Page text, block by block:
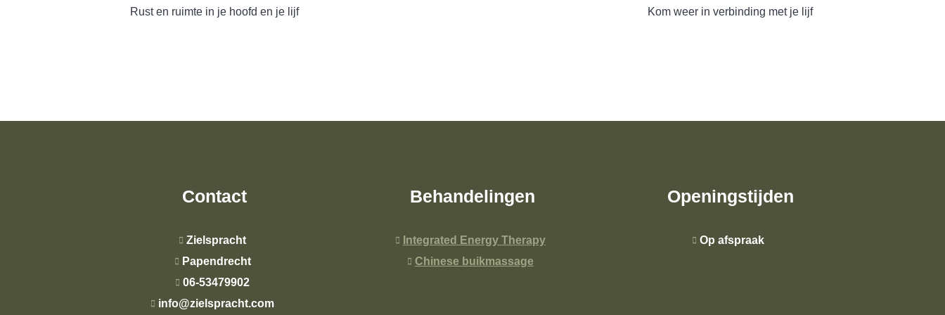
Rust en ruimte in je hoofd en je lijf Kom weer in verbinding met je lijf
Contact
Zielspracht
Papendrecht
06-53479902
info@zielspracht.com
Behandelingen
Integrated Energy Therapy
Chinese buikmassage
Openingstijden
Op afspraak